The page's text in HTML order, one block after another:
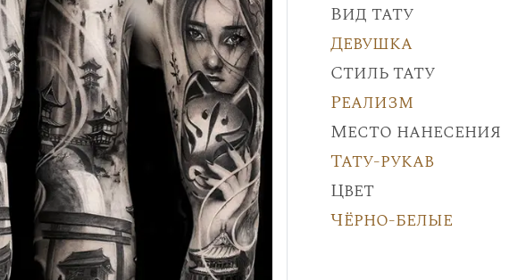
Вид тату
Девушка
Стиль тату
Реализм
Место нанесения
Тату-рукав
Цвет
Чёрно-белые